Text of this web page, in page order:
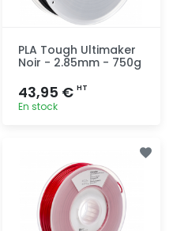
PLA Tough Ultimaker
Noir - 2.85mm - 750g
43,95 € HT
En stock